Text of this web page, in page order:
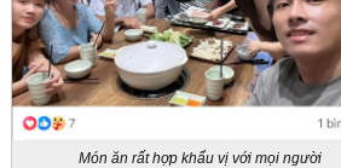
Món ăn rất hợp khẩu vị với mọi người